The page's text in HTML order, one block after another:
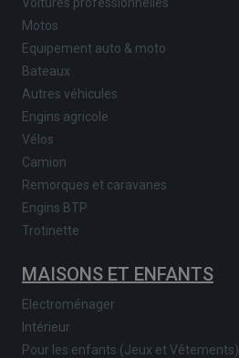
Motos
Equipement auto & moto
Bateaux
Autres véhicules
Engins agricole
Vélos
Camion
Remorques et caravanes
Engins BTP
Trotinette
MAISONS ET ENFANTS
Electroménager
Intérieur
Pour les enfants (Jeux et Vêtements)